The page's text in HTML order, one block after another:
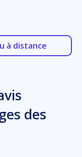
à distance
des